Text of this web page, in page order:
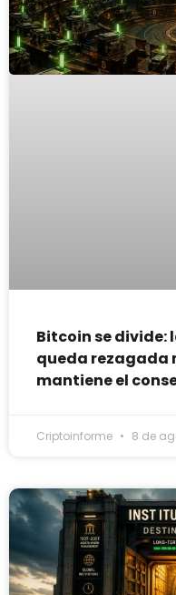
Bitcoin se divide:
queda rezagada
mantiene el
Criptoinforme 8 de